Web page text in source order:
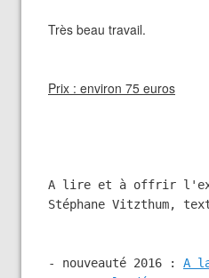
Très beau travail.
Prix : environ 75 euros
A lire et à offrir
Stéphane Vitzthum,
- nouveauté 2016 : A